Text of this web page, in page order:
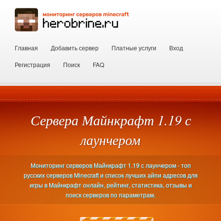
Главная Добавить сервер Платные услуги
Вход
Регистрация
Поиск FAQ
Сервера Майнкрафт 1.19 с
лаунчером
Мониторинг серверов Майнкрафт 1.19 с лаунчером - топ
русских серверов Minecraft и список лучших айпи адресов для
игры в Майнкрафт онлайн, рейтинг, статистика, отзывы и
поиск серверов по параметрам.